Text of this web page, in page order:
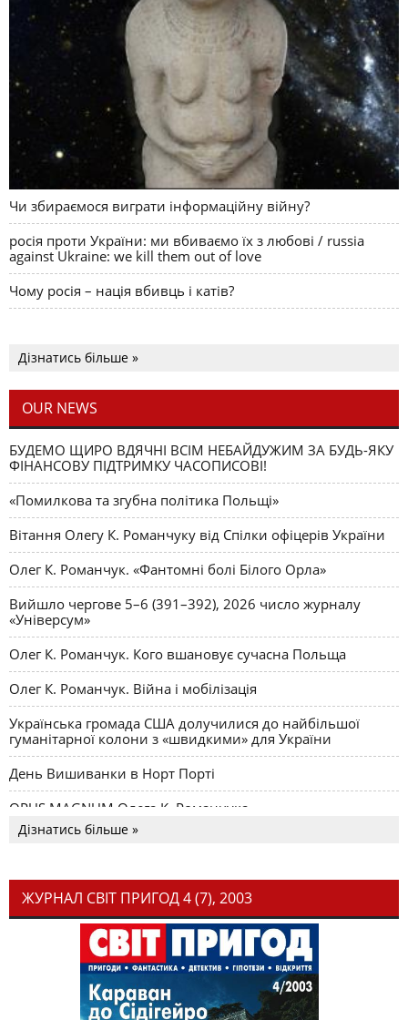
Чи збираємося виграти інформаційну війну?
росія проти України: ми вбиваємо їх з любові / russia
against Ukraine: we kill them out of love
Чому росія – нація вбивць і катів?
Дізнатись більше »
OUR NEWS
БУДЕМО ЩИРО ВДЯЧНІ ВСІМ НЕБАЙДУЖИМ ЗА БУДЬ-ЯКУ
ФІНАНСОВУ ПІДТРИМКУ ЧАСОПИСОВІ!
«Помилкова та згубна політика Польщі»
Вітання Олегу К. Романчуку від Спілки офіцерів України
Олег К. Романчук. «Фантомні болі Білого Орла»
Вийшло чергове 5–6 (391–392), 2026 число журналу
«Універсум»
Олег К. Романчук. Кого вшановує сучасна Польща
Олег К. Романчук. Війна і мобілізація
Українська громада США долучилися до найбільшої
гуманітарної колони з «швидкими» для України
День Вишиванки в Норт Порті
OPUS MAGNUM Олега К. Романчука
Дізнатись більше »
ЖУРНАЛ СВІТ ПРИГОД 4 (7), 2003